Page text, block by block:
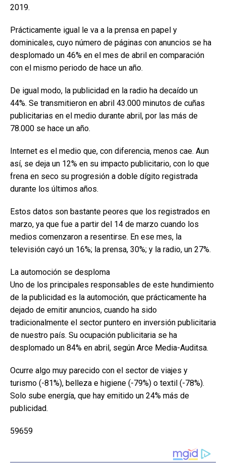
2019.
Prácticamente igual le va a la prensa en papel y
dominicales, cuyo número de páginas con anuncios se ha
desplomado un 46% en el mes de abril en comparación
con el mismo periodo de hace un año.
De igual modo, la publicidad en la radio ha decaído un
44%. Se transmitieron en abril 43.000 minutos de cuñas
publicitarias en el medio durante abril, por las más de
78.000 se hace un año.
Internet es el medio que, con diferencia, menos cae. Aun
así, se deja un 12% en su impacto publicitario, con lo que
frena en seco su progresión a doble dígito registrada
durante los últimos años.
Estos datos son bastante peores que los registrados en
marzo, ya que fue a partir del 14 de marzo cuando los
medios comenzaron a resentirse. En ese mes, la
televisión cayó un 16%; la prensa, 30%; y la radio, un 27%.
La automoción se desploma
Uno de los principales responsables de este hundimiento
de la publicidad es la automoción, que prácticamente ha
dejado de emitir anuncios, cuando ha sido
tradicionalmente el sector puntero en inversión publicitaria
de nuestro país. Su ocupación publicitaria se ha
desplomado un 84% en abril, según Arce Media-Auditsa.
Ocurre algo muy parecido con el sector de viajes y
turismo (-81%), belleza e higiene (-79%) o textil (-78%).
Solo sube energía, que hay emitido un 24% más de
publicidad.
59659